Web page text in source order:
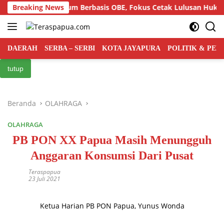
Langsung
ke
konten
Breaking News
Kurikulum Berbasis OBE, Fokus Cetak Lulusan Hukum
DAERAH SERBA – SERBI KOTA JAYAPURA POLITIK &
tutup
Beranda OLAHRAGA
OLAHRAGA
PB PON XX Papua Masih Menungguh
Anggaran Konsumsi Dari Pusat
Teraspapua
23 Juli 2021
Ketua Harian PB PON Papua, Yunus Wonda